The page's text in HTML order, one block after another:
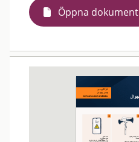
Öppna dokument